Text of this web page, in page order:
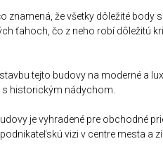
že všetky dôležité body
ťahoch, čo z neho robí dôležitú
tejto budovy na moderné a
historickým nádychom.
je vyhradené pre obchodné
vizi v centre mesta a